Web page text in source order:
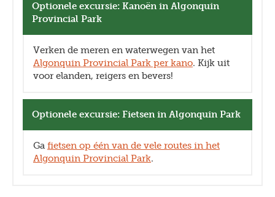
Optionele excursie: Kanoën in Algonquin
Provincial Park
Verken de meren en waterwegen van het
Algonquin Provincial Park per kano. Kijk uit
voor elanden, reigers en bevers!
Optionele excursie: Fietsen in Algonquin Park
Ga fietsen op één van de vele routes in het
Algonquin Provincial Park.